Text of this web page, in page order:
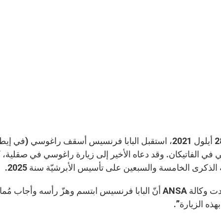
بتاريخ 28 أيلول 2021، استقبل البابا فرنسيس أسقف
في الفاتيكان. وقد دعاه الأخير إلى زيارة راغوسي في
الذكرى الخامسة والسبعين على تأسيس الأبرشيّة سنة 2025.
الزيارة”.